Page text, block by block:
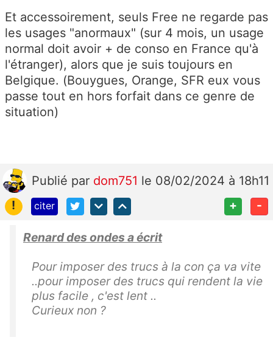
Et accessoirement, seuls Free ne regarde pas
les usages "anormaux" (sur 4 mois, un usage
normal doit avoir + de conso en France qu'à
l'étranger), alors que je suis toujours en
Belgique. (Bouygues, Orange, SFR eux vous
passe tout en hors forfait dans ce genre de
situation)
Publié par dom751 le 08/02/2024 à 18h11
!
citer + -
Renard des ondes a écrit
Pour imposer des trucs à la con ça va vite
..pour imposer des trucs qui rendent la vie
plus facile , c'est lent ..
Curieux non ?